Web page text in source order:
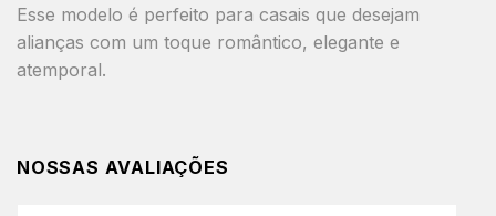
Esse modelo é perfeito para casais que desejam
alianças com um toque romântico, elegante e
atemporal.
NOSSAS AVALIAÇÕES